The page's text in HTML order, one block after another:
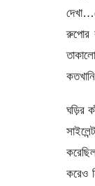
রুপোর
ঘড়ির
করেও